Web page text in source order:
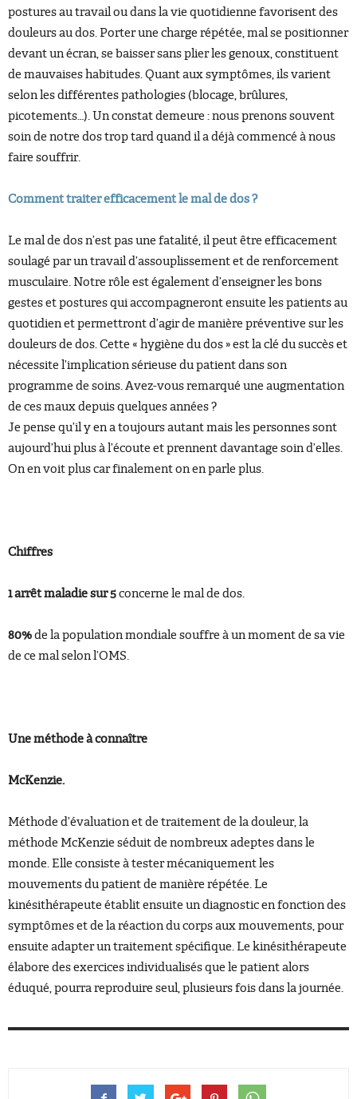
postures au travail ou dans la vie quotidienne favorisent des
douleurs au dos. Porter une charge répétée, mal se positionner
devant un écran, se baisser sans plier les genoux, constituent
de mauvaises habitudes. Quant aux symptômes, ils varient
selon les différentes pathologies (blocage, brûlures,
picotements…). Un constat demeure : nous prenons souvent
soin de notre dos trop tard quand il a déjà commencé à nous
faire souffrir.
Comment traiter efficacement le mal de dos ?
Le mal de dos n’est pas une fatalité, il peut être efficacement
soulagé par un travail d’assouplissement et de renforcement
musculaire. Notre rôle est également d’enseigner les bons
gestes et postures qui accompagneront ensuite les patients au
quotidien et permettront d’agir de manière préventive sur les
douleurs de dos. Cette « hygiène du dos » est la clé du succès et
nécessite l’implication sérieuse du patient dans son
programme de soins. Avez-vous remarqué une augmentation
de ces maux depuis quelques années ?
Je pense qu’il y en a toujours autant mais les personnes sont
aujourd’hui plus à l’écoute et prennent davantage soin d’elles.
On en voit plus car finalement on en parle plus.
Chiffres
1 arrêt maladie sur 5concerne le mal de dos.
80%de la population mondiale souffre à un moment de sa vie
de ce mal selon l’OMS.
Une méthode à connaître
McKenzie.
Méthode d’évaluation et de traitement de la douleur, la
méthode McKenzie séduit de nombreux adeptes dans le
monde. Elle consiste à tester mécaniquement les
mouvements du patient de manière répétée. Le
kinésithérapeute établit ensuite un diagnostic en fonction des
symptômes et de la réaction du corps aux mouvements, pour
ensuite adapter un traitement spéciﬁque. Le kinésithérapeute
élabore des exercices individualisés que le patient alors
éduqué, pourra reproduire seul, plusieurs fois dans la journée.